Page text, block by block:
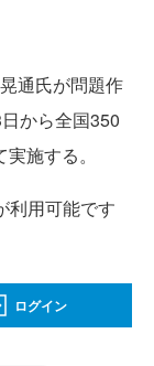
通氏が問題作
から全国350
施する。
利用可能です
ログイン